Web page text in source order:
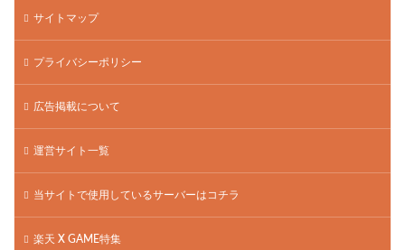
サイトマップ
プライバシーポリシー
広告掲載について
運営サイト一覧
当サイトで使用しているサーバーはコチラ
楽天 X GAME特集